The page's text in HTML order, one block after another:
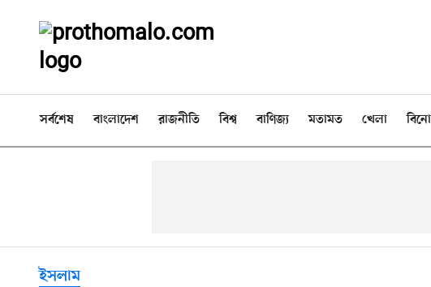
সর্বশেষ বাংলাদেশ রাজনীতি বিশ্ব বাণিজ্য মতামত খেলা
ইসলাম